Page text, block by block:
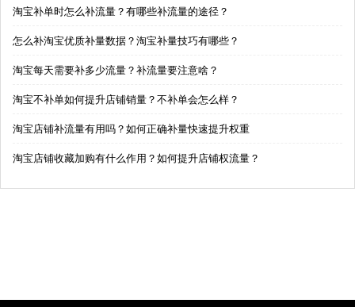
淘宝补单时怎么补流量？有哪些补流量的途径？
怎么补淘宝优质补量数据？淘宝补量技巧有哪些？
淘宝每天需要补多少流量？补流量要注意啥？
淘宝不补单如何提升店铺销量？不补单会怎么样？
淘宝店铺补流量有用吗？如何正确补量快速提升权重
淘宝店铺收藏加购有什么作用？如何提升店铺权流量？